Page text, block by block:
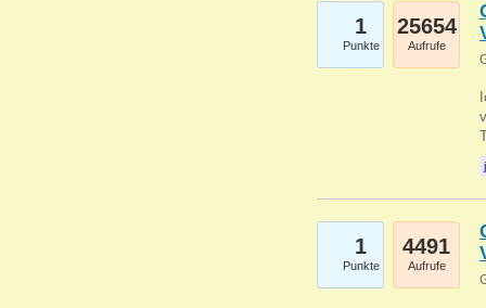
1
Punkte
25654
Aufrufe
1
Punkte
4491
Aufrufe